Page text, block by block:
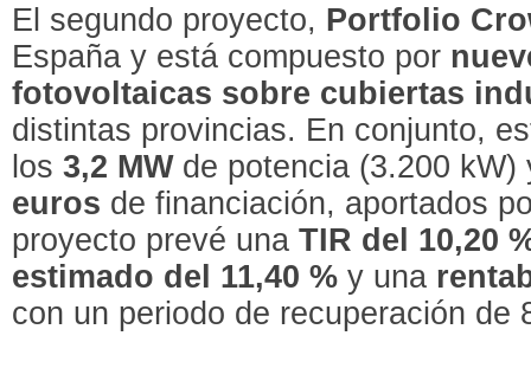
El segundo proyecto, Portfolio
España y está compuesto por
fotovoltaicas sobre cubiertas
distintas provincias. En conjunto,
los3,2 MWde potencia (3.200
euros de financiación, aportados
proyecto prevé unaTIR del 10,20
estimado del 11,40 % y una
con un periodo de recuperación de